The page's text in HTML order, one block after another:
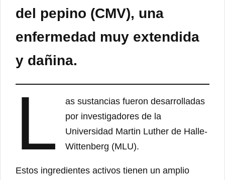
del pepino (CMV), una
enfermedad muy extendida
y dañina.
L
as sustancias fueron desarrolladas
por investigadores de la
Universidad Martin Luther de Halle-
Wittenberg (MLU).
Estos ingredientes activos tienen un amplio